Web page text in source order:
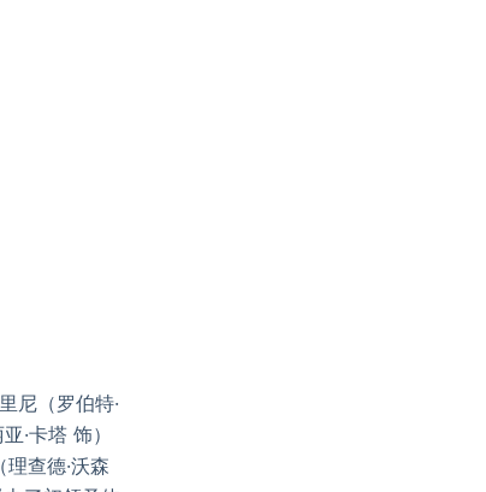
尼（罗伯特·
·卡塔 饰）
查德·沃森